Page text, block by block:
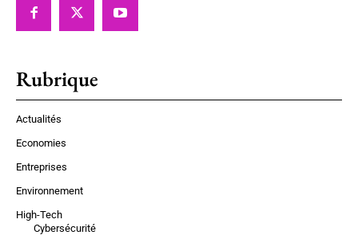
Rubrique
Actualités
Economies
Entreprises
Environnement
High-Tech
Cybersécurité